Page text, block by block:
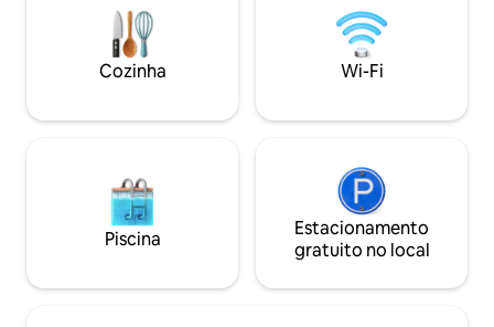
jacuzzi é aquecida e privativa! Contamos
também com um kit praia (cadeiras,
guarda-sol e caixa térmica).
charmosa,
a casa ideal.
Cozinha Wi-Fi
Piscina
Estacionamento
gratuito no local